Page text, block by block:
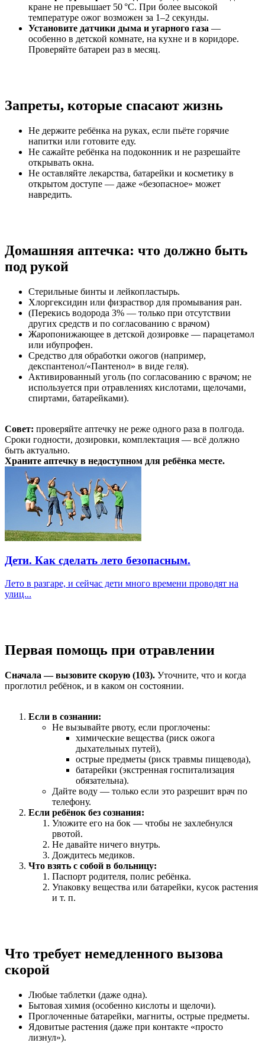
кране не превышает 50 °C. При более высокой
температуре ожог возможен за 1–2 секунды.
Установите датчики дыма и угарного газа —
особенно в детской комнате, на кухне и в коридоре.
Проверяйте батареи раз в месяц.
Запреты, которые спасают жизнь
Не держите ребёнка на руках, если пьёте горячие
напитки или готовите еду.
Не сажайте ребёнка на подоконник и не разрешайте
открывать окна.
Не оставляйте лекарства, батарейки и косметику в
открытом доступе — даже «безопасное» может
навредить.
Домашняя аптечка: что должно быть
под рукой
Стерильные бинты и лейкопластырь.
Хлоргексидин или физраствор для промывания ран.
(Перекись водорода 3% — только при отсутствии
других средств и по согласованию с врачом)
Жаропонижающее в детской дозировке — парацетамол
или ибупрофен.
Средство для обработки ожогов (например,
декспантенол/«Пантенол» в виде геля).
Активированный уголь (по согласованию с врачом; не
используется при отравлениях кислотами, щелочами,
спиртами, батарейками).
Совет: проверяйте аптечку не реже одного раза в полгода.
Сроки годности, дозировки, комплектация — всё должно
быть актуально.
Храните аптечку в недоступном для ребёнка месте.
Дети. Как сделать лето безопасным.
Лето в разгаре, и сейчас дети много времени проводят на
улиц...
Первая помощь при отравлении
Сначала — вызовите скорую (103). Уточните, что и когда
проглотил ребёнок, и в каком он состоянии.
Если в сознании:
Не вызывайте рвоту, если проглочены:
химические вещества (риск ожога
дыхательных путей),
острые предметы (риск травмы пищевода),
батарейки (экстренная госпитализация
обязательна).
Дайте воду — только если это разрешит врач по
телефону.
Если ребёнок без сознания:
Уложите его на бок — чтобы не захлебнулся
рвотой.
Не давайте ничего внутрь.
Дождитесь медиков.
Что взять с собой в больницу:
Паспорт родителя, полис ребёнка.
Упаковку вещества или батарейки, кусок растения
и т. п.
Что требует немедленного вызова
скорой
Любые таблетки (даже одна).
Бытовая химия (особенно кислоты и щелочи).
Проглоченные батарейки, магниты, острые предметы.
Ядовитые растения (даже при контакте «просто
лизнул»).